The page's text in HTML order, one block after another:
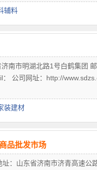
辅料
南市明湖北路1号白鹤集团
公司网址：http://
装建材
品批发市场
：山东省济南市济青高速